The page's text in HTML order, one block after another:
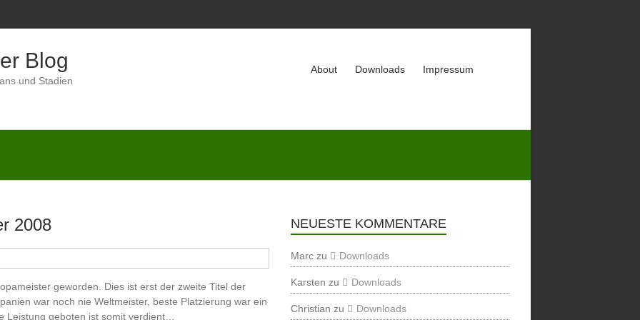
Blog
und Stadien
About Downloads Impressum
2008
geworden. Dies ist erst der zweite Titel der
war noch nie Weltmeister, beste Platzierung war ein
Leistung geboten ist somit verdient…
NEUESTE KOMMENTARE
Marc zu Downloads
Karsten zu Downloads
Christian zu Downloads